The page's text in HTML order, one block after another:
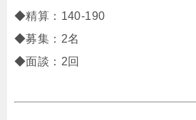
◆精算：140-190
◆募集：2名
◆面談：2回